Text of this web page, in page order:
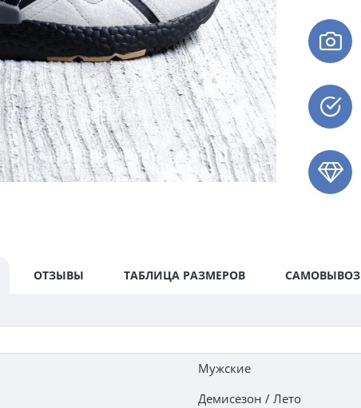
ОТЗЫВЫ ТАБЛИЦА РАЗМЕРОВ САМОВЫВОЗ
Мужские
Демисезон / Лето